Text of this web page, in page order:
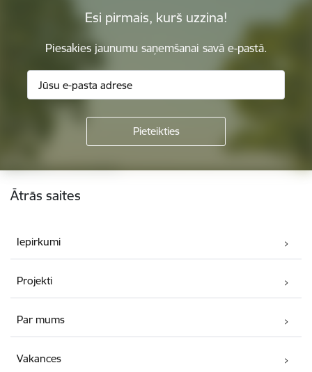
Esi pirmais, kurš uzzina!
Piesakies jaunumu saņemšanai savā e-pastā.
Kājene
Ātrās saites
Iepirkumi
Projekti
Par mums
Vakances